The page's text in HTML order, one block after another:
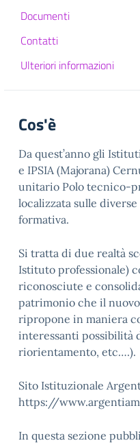
Documenti
Contatti
Ulteriori informazioni
Cos'è
Da quest’anno gli
e IPSIA (Majorana)
unitario Polo tecnico-
localizzata sulle
formativa.
Si tratta di due realtà
Istituto professionale)
riconosciute e
patrimonio che il
ripropone in maniera
interessanti possibilità
riorientamento, etc….).
Sito Istituzionale
https://
In questa sezione